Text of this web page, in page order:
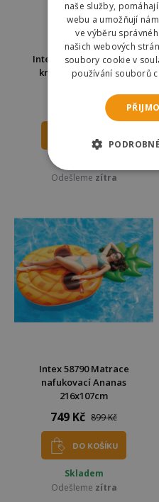
Intex 58562 Nafukovací
krokodýl 203x114cm
579 Kč
Odešleme zítra
Intex 58790 Matrace
nafukovací Ananas
216x107cm
749 Kč 899 Kč
DO KOŠÍKU
Skladem
Odešleme zítra
naše služby,
webu a umožňují
ve výběru
našich webových
soubory cookie v
používání souborů